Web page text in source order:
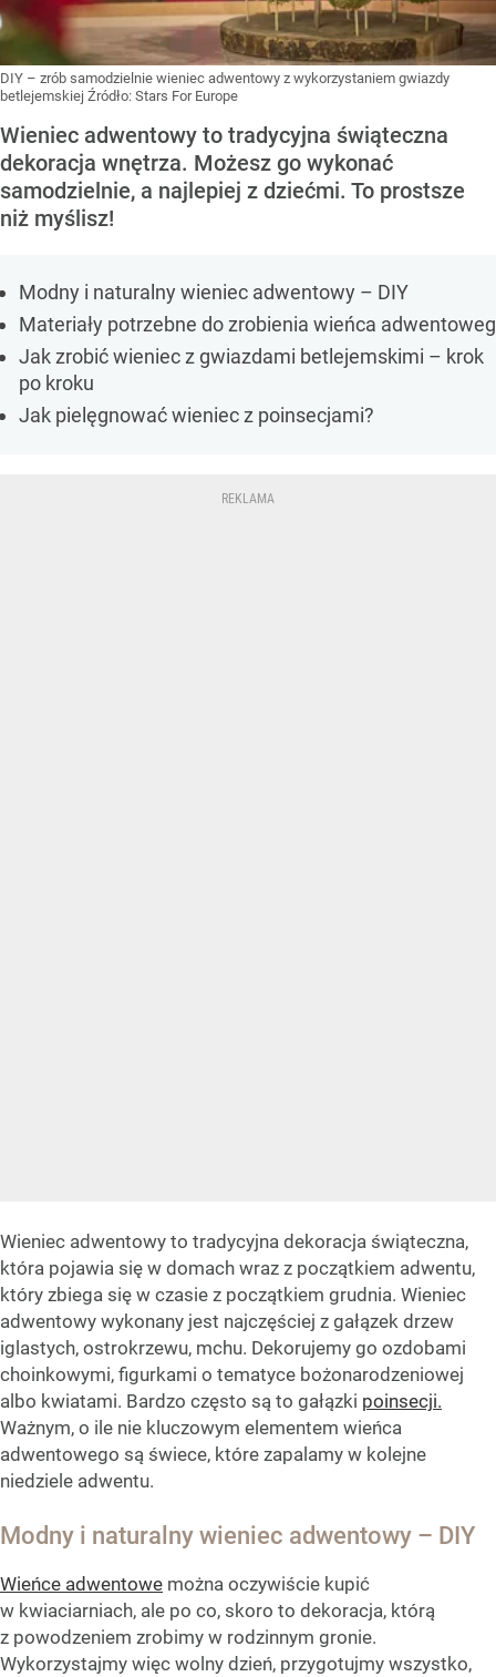
DIY – zrób samodzielnie wieniec adwentowy z wykorzystaniem gwiazdy
betlejemskiej Źródło: Stars For Europe
Wieniec adwentowy to tradycyjna świąteczna
dekoracja wnętrza. Możesz go wykonać
samodzielnie, a najlepiej z dziećmi. To prostsze
niż myślisz!
Modny i naturalny wieniec adwentowy – DIY
Materiały potrzebne do zrobienia wieńca
Jak zrobić wieniec z gwiazdami betlejemskimi – krok
po kroku
Jak pielęgnować wieniec z poinsecjami?
Wieniec adwentowy to tradycyjna dekoracja świąteczna,
która pojawia się w domach wraz z początkiem adwentu,
który zbiega się w czasie z początkiem grudnia. Wieniec
adwentowy wykonany jest najczęściej z gałązek drzew
iglastych, ostrokrzewu, mchu. Dekorujemy go ozdobami
choinkowymi, figurkami o tematyce bożonarodzeniowej
albo kwiatami. Bardzo często są to gałązki poinsecji.
Ważnym, o ile nie kluczowym elementem wieńca
adwentowego są świece, które zapalamy w kolejne
niedziele adwentu.
Modny i naturalny wieniec adwentowy – DIY
Wieńce adwentowe można oczywiście kupić
w kwiaciarniach, ale po co, skoro to dekoracja, którą
z powodzeniem zrobimy w rodzinnym gronie.
Wykorzystajmy więc wolny dzień, przygotujmy wszystko,